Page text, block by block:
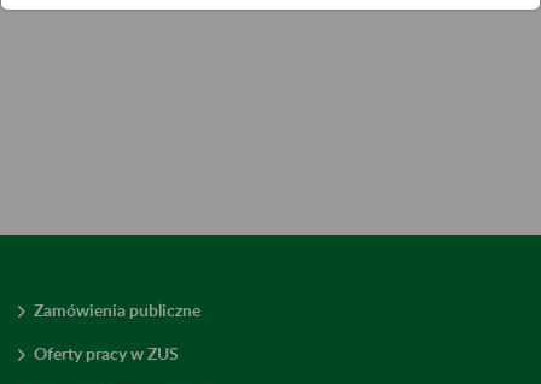
Zamówienia publiczne
Oferty pracy w ZUS